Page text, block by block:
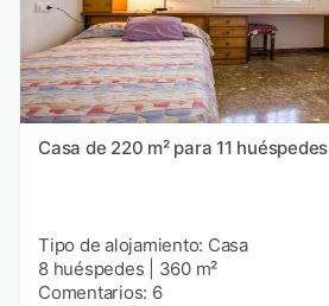
Casa de 220 m² para 11 huéspedes
Tipo de alojamiento: Casa
8 huéspedes
360 m²
Comentarios: 6